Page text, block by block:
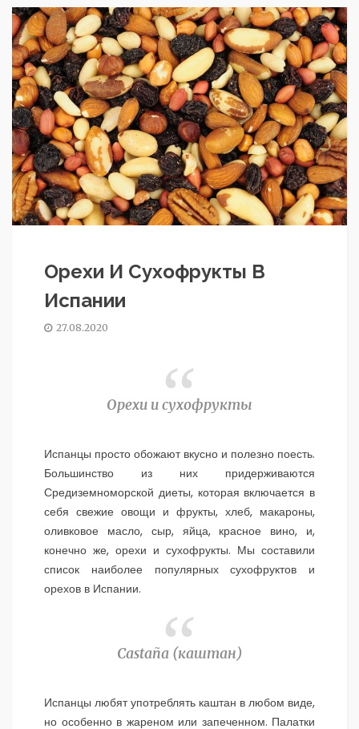
Орехи И Сухофрукты В
Испании
27.08.2020
Орехи и сухофрукты
Испанцы просто обожают вкусно и полезно поесть.
Большинство из них придерживаются
Средиземноморской диеты, которая включается в
себя свежие овощи и фрукты, хлеб, макароны,
оливковое масло, сыр, яйца, красное вино, и,
конечно же, орехи и сухофрукты. Мы составили
список наиболее популярных сухофруктов и
орехов в Испании.
Castaña (каштан)
Испанцы любят употреблять каштан в любом виде,
но особенно в жареном или запеченном. Палатки